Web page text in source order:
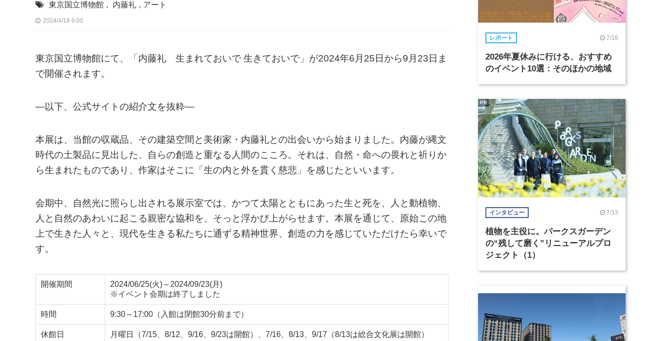
東京国立博物館 , 内藤礼 , アート
2024/4/18 9:00
東京国立博物館にて、「内藤礼 生まれておいで 生きておいで」が2024年6月25日から9月23日ま
で開催されます。
—以下、公式サイトの紹介文を抜粋—
本展は、当館の収蔵品、その建築空間と美術家・内藤礼との出会いから始まりました。内藤が縄文
時代の土製品に見出した、自らの創造と重なる人間のこころ。それは、自然・命への畏れと祈りか
ら生まれたものであり、作家はそこに「生の内と外を貫く慈悲」を感じたといいます。
会期中、自然光に照らし出される展示室では、かつて太陽とともにあった生と死を、人と動植物、
人と自然のあわいに起こる親密な協和を、そっと浮かび上がらせます。本展を通じて、原始この地
上で生きた人々と、現代を生きる私たちに通ずる精神世界、創造の力を感じていただけたら幸いで
す。
開催期間
2024/06/25(火)～2024/09/23(月)
※イベント会期は終了しました
時間 9:30～17:00（入館は閉館30分前まで）
休館日 月曜日（7/15、8/12、9/16、9/23は開館）、7/16、8/13、9/17（8/13は総合文化展は開館）
レポート 7/16
2026年夏休みに行ける、おすすめ
のイベント10選：そのほかの地域
インタビュー 7/13
植物を主役に。パークスガーデン
の“残して磨く”リニューアルプロ
ジェクト（1）
PR